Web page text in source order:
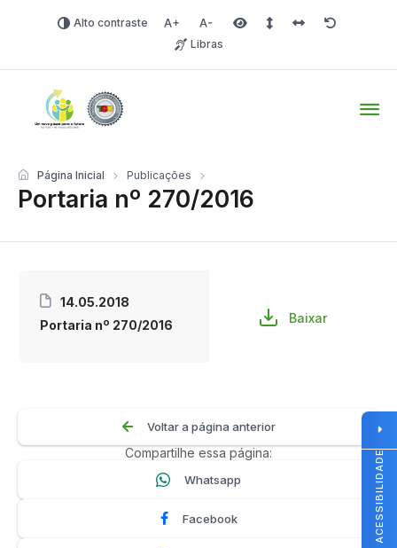
Alto contraste Aumentar fonte
Diminuir fonteÁrea selecionada
Espaçamento de linha
Espaço dos
Redefinir
Libras
Portaria nº 270/2016
Página Inicial Publicações
14.05.2018
Portaria nº 270/2016
Baixar
Voltar a página anterior
Compartilhe essa página:
Whatsapp
Facebook ACESSIBILIDADE